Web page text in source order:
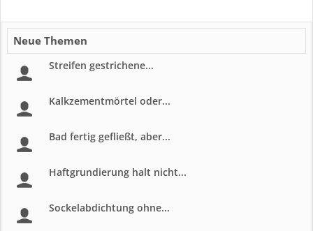
Neue Themen
Streifen gestrichene...
Kalkzementmörtel oder...
Bad fertig gefließt, aber...
Haftgrundierung halt nicht...
Sockelabdichtung ohne...